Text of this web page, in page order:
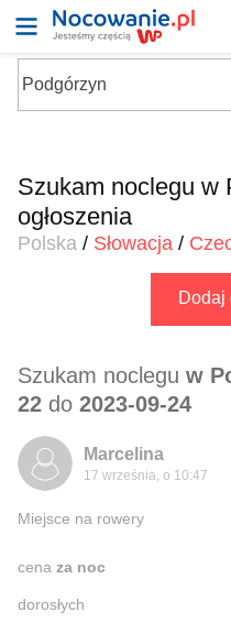
Szukam noclegu w
ogłoszenia
Polska / Słowacja /
Dodaj
Szukam noclegu w
22 do 2023-09-24
Marcelina
17 września, o 10:47
Miejsce na rowery
cena za noc
dorosłych